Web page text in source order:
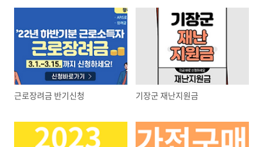
근로장려금 반기신청 기장군 재난지원금